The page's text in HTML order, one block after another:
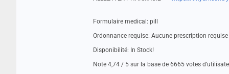
Formulaire medical: pill
Ordonnance requise: Aucune prescription requise
Disponibilité: In Stock!
Note 4,74 / 5 sur la base de 6665 votes